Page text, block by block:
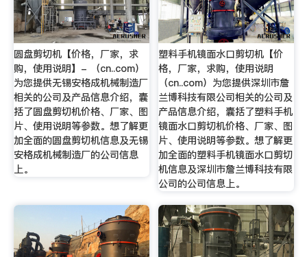
圆盘剪切机【价格，厂家，求
购，使用说明】- （cn..com）
为您提供无锡安格成机械制造厂
相关的公司及产品信息介绍，囊
括了圆盘剪切机价格、厂家、图
片、使用说明等参数。想了解更
加全面的圆盘剪切机信息及无锡
安格成机械制造厂的公司信息
上。
塑料手机镜面水口剪切机【价
格，厂家，求购，使用说明
（cn..com）为您提供深圳市詹
兰博科技有限公司相关的公司及
产品信息介绍，囊括了塑料手机
镜面水口剪切机价格、厂家、图
片、使用说明等参数。想了解更
加全面的塑料手机镜面水口剪切
机信息及深圳市詹兰博科技有限
公司的公司信息上。